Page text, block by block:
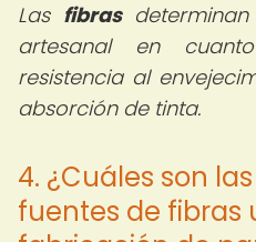
Las fibras
artesanal en
resistencia al
absorción de tinta.
4. ¿Cuáles son
fuentes de fibras